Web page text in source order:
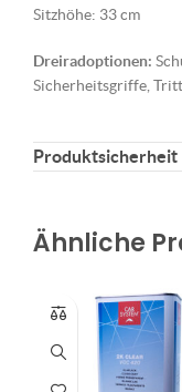
Sitzhöhe: 33 cm
Dreiradoptionen:
Sicherheitsgriffe,
Produktsicherheit
Ähnliche